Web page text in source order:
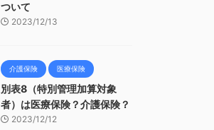
ついて
2023/12/13
介護保険 医療保険
別表8（特別管理加算対象
者）は医療保険？介護保険？
2023/12/12